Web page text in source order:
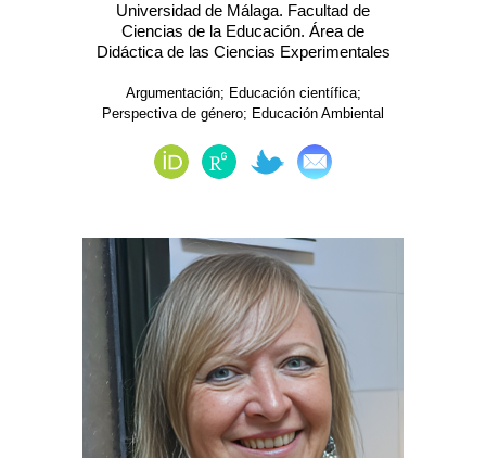
Universidad de Málaga. Facultad de
Ciencias de la Educación. Área de
Didáctica de las Ciencias Experimentales
Argumentación; Educación científica;
Perspectiva de género; Educación Ambiental